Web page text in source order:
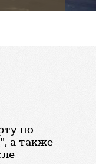
по
а также